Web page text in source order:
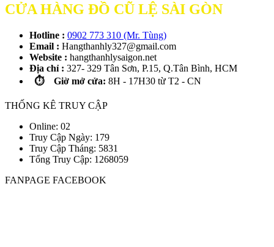
CỬA HÀNG ĐỒ CŨ LỆ SÀI GÒN
Hotline : 0902 773 310 (Mr. Tùng)
Email : Hangthanhly327@gmail.com
Website : hangthanhlysaigon.net
Địa chỉ : 327- 329 Tân Sơn, P.15, Q.Tân Bình, HCM
⏱️ Giờ mở cửa: 8H - 17H30 từ T2 - CN
THỐNG KÊ TRUY CẬP
Online: 02
Truy Cập Ngày: 179
Truy Cập Tháng: 5831
Tổng Truy Cập: 1 268059
FANPAGE FACEBOOK